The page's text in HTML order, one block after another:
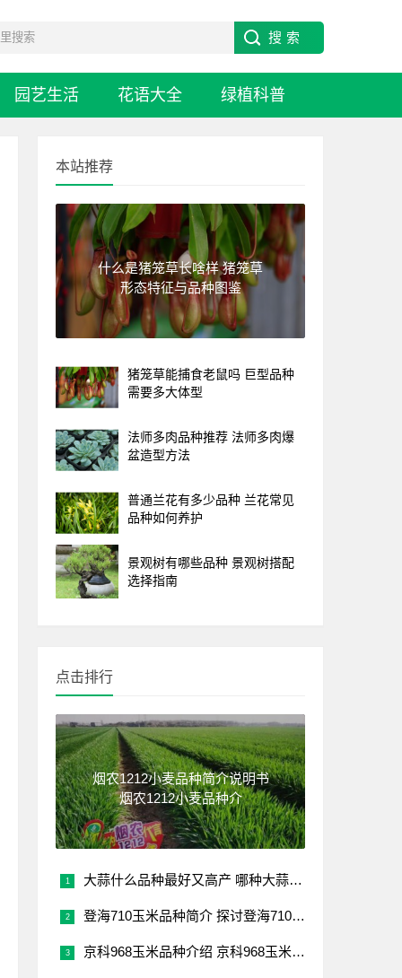
园艺生活 花语大全 绿植科普
本站推荐
什么是猪笼草长啥样 猪笼草
形态特征与品种图鉴
猪笼草能捕食老鼠吗 巨型品种
需要多大体型
法师多肉品种推荐 法师多肉爆
盆造型方法
普通兰花有多少品种 兰花常见
品种如何养护
景观树有哪些品种 景观树搭配
选择指南
点击排行
烟农1212小麦品种简介说明书
烟农1212小麦品种介
大蒜什么品种最好又高产 哪种大蒜品种产量高且优质？
登海710玉米品种简介 探讨登海710玉米品种
京科968玉米品种介绍 京科968玉米品种概述